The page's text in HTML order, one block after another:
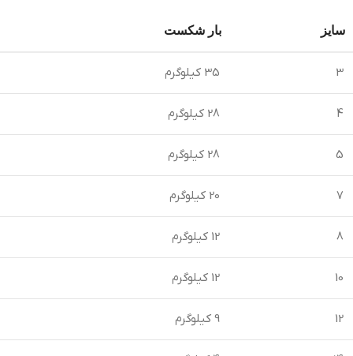
سایز بار شکست
3 35 کیلوگرم
4 28 کیلوگرم
5 28 کیلوگرم
7 20 کیلوگرم
8 12 کیلوگرم
10 12 کیلوگرم
12 9 کیلوگرم